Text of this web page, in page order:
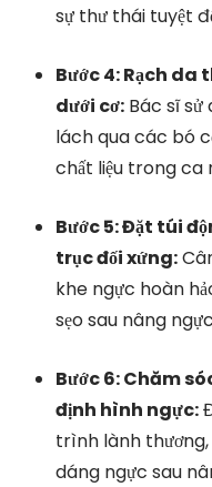
sự thư thái tuyệt
Bước 4: Rạch
dưới cơ: Bác sĩ
lách qua các bó
chất liệu trong ca
Bước 5: Đặt túi
trục đối xứng:
khe ngực hoàn
sẹo sau nâng
Bước 6: Chăm
định hình ngực:
trình lành
dáng ngực sau